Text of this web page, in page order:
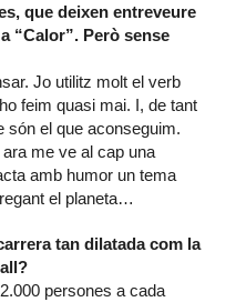
que deixen entreveure
“Calor”. Però sense
Jo utilitz molt el verb
feim quasi mai. I, de tant
són el que aconseguim.
me ve al cap una
amb humor un tema
el planeta…
tan dilatada com la
persones a cada